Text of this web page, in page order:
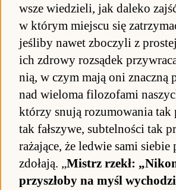
wsze wie­dzie­li, jak da­leko
w którym miej­scu się
jeśliby na­wet zbo­czyli z
ich zdrowy roz­sądek
nią, w czym mają oni znaczną
nad wie­loma fi­lozofami
którzy snują ro­zu­mo­wania tak
tak fał­szy­we, sub­tel­no­ści tak
rażające, że le­d­wie sami sie­bie
zdołają. „Mistrz rze­kł:
przy­szłoby na myśl